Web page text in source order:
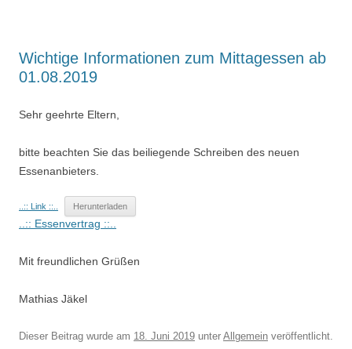
Wichtige Informationen zum Mittagessen ab
01.08.2019
Sehr geehrte Eltern,
bitte beachten Sie das beiliegende Schreiben des neuen
Essenanbieters.
..:: Link ::.. Herunterladen
..:: Essenvertrag ::..
Mit freundlichen Grüßen
Mathias Jäkel
Dieser Beitrag wurde am 18. Juni 2019 unter Allgemein veröffentlicht.